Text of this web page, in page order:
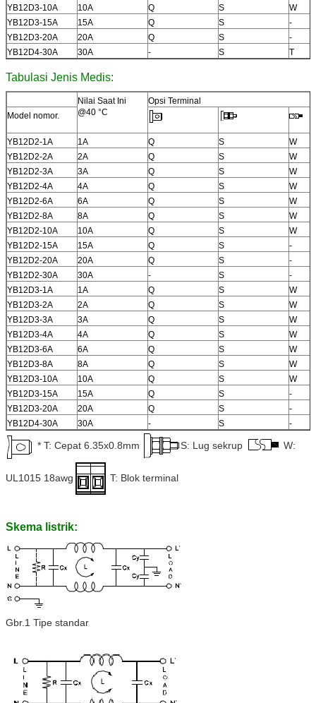
YB12D3-10A 10A Q S
W
YB12D3-15A
15A Q S
-
YB12D3-20A
20A Q S
-
YB12D4-30A
30A - S T
Tabulasi Jenis Medis:
Nilai Saat Ini
@40 °C
Opsi Terminal
Model nomor.
YB12D2-1A 1A Q S
W
YB12D2-2A
2A Q S
W
YB12D2-3A
3A Q S
W
YB12D2-4A
4A Q S
W
YB12D2-6A
6A Q S
W
YB12D2-8A
8A Q S
W
YB12D2-10A
10A Q S
W
YB12D2-15A
15A Q S
-
YB12D2-20A
20A Q S
-
YB12D2-30A
30A - S
-
YB12D3-1A
1A Q S
W
YB12D3-2A
2A Q S
W
YB12D3-3A
3A Q S
W
YB12D3-4A
4A Q S
W
YB12D3-6A
6A Q S
W
YB12D3-8A
8A Q S
W
YB12D3-10A
10A Q S
W
YB12D3-15A
15A Q S
-
YB12D3-20A
20A Q S
-
YB12D4-30A
30A - S -
* T: Cepat 6.35x0.8mm S: Lug sekrup W:
UL1015 18awg T: Blok terminal
Skema listrik:
Gbr.1 Tipe standar